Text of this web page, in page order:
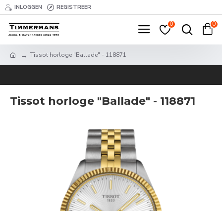
INLOGGEN REGISTREER
0 0
Tissot horloge "Ballade" - 118871
Tissot horloge "Ballade" - 118871